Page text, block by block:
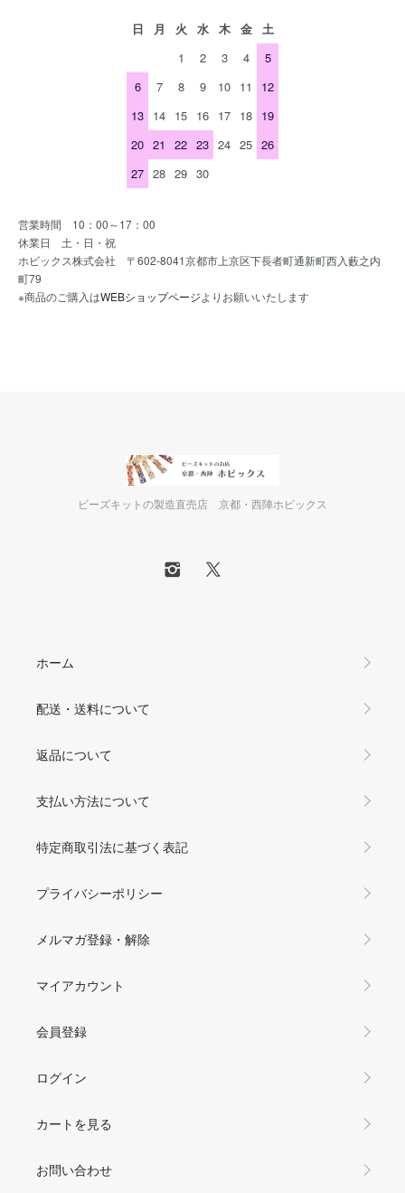
日 月 火 水 木 金
土
1
2 3 4
5
6
7 8 9 10 11
12
13 14 15 16 17 18 19
20 21 22 23 24 25 26
27 28 29 30
営業時間 10：00～17：00
休業日 土・日・祝
ホビックス株式会社 〒602-8041京都市上京区下長者町通新町西入藪之内
町79
※商品のご購入はWEBショップページよりお願いいたします
ビーズキットの製造直売店 京都・西陣ホビックス
ホーム
配送・送料について
返品について
支払い方法について
特定商取引法に基づく表記
プライバシーポリシー
メルマガ登録・解除
マイアカウント
会員登録
ログイン
カートを見る
お問い合わせ